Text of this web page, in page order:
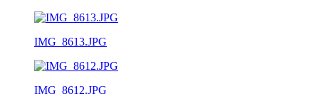
IMG_8613.JPG
IMG_8612.JPG